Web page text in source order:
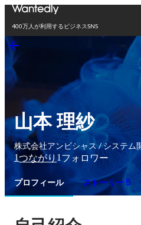
400万人が利用するビジネスSNS
山本 理紗
株式会社アンビシャス / システム
1つながり1 フォロワー
プロフィール ストーリー 5